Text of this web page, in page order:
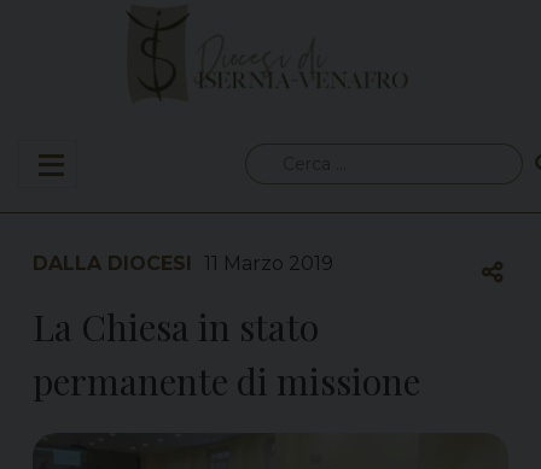
per:
DALLA DIOCESI 11 Marzo 2019
La Chiesa in stato
permanente di missione